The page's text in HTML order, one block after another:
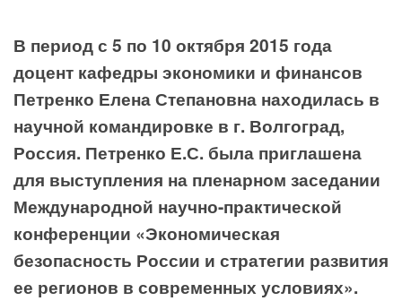
В период с 5 по 10 октября 2015 года
доцент кафедры экономики и финансов
Петренко Елена Степановна находилась в
научной командировке в г. Волгоград,
Россия. Петренко Е.С. была приглашена
для выступления на пленарном заседании
Международной научно-практической
конференции «Экономическая
безопасность России и стратегии развития
ее регионов в современных условиях».